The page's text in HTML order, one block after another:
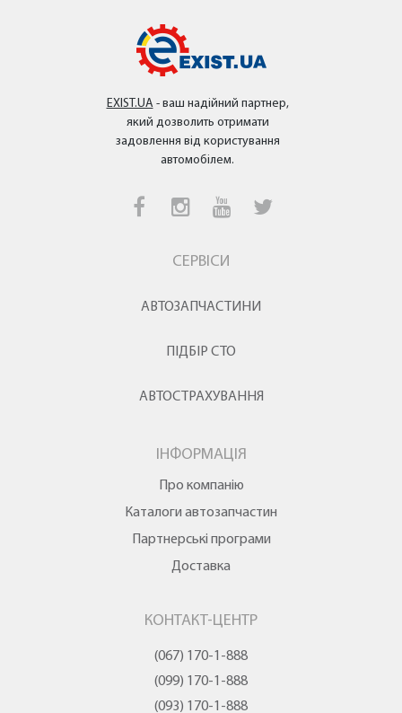
EXIST.UA - ваш надійний партнер,
який дозволить отримати
задовлення від користування
автомобілем.
СЕРВІСИ
АВТОЗАПЧАСТИНИ
ПІДБІР СТО
АВТОСТРАХУВАННЯ
ІНФОРМАЦІЯ
Про компанію
Каталоги автозапчастин
Партнерські програми
Доставка
КОНТАКТ-ЦЕНТР
(067) 170-1-888
(099) 170-1-888
(093) 170-1-888